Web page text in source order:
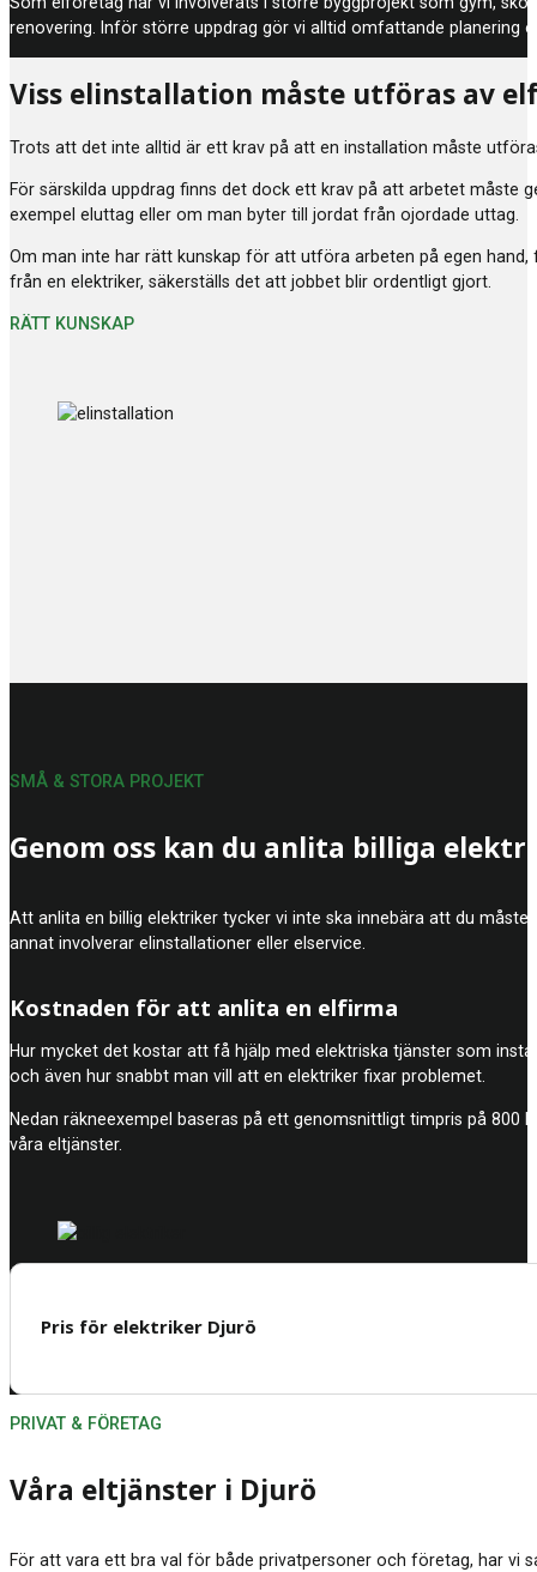
renovering. Inför större uppdrag gör vi alltid omfattande planering
Viss elinstallation måste utföras av
Trots att det inte alltid är ett krav på att en installation måste
För särskilda uppdrag finns det dock ett krav på att arbetet
exempel eluttag eller om man byter till jordat från ojordade uttag.
Om man inte har rätt kunskap för att utföra arbeten på egen
från en elektriker, säkerställs det att jobbet blir ordentligt gjort.
RÄTT KUNSKAP
Genom oss kan du anlita billiga
Att anlita en billig elektriker tycker vi inte ska innebära att du
annat involverar elinstallationer eller elservice.
SMÅ & STORA PROJEKT
Kostnaden för att anlita en elfirma
Hur mycket det kostar att få hjälp med elektriska tjänster som
och även hur snabbt man vill att en elektriker fixar problemet.
Nedan räkneexempel baseras på ett genomsnittligt timpris på 800
våra eltjänster.
Pris för elektriker Djurö
Våra eltjänster i Djurö
För att vara ett bra val för både privatpersoner och företag, har vi
PRIVAT & FÖRETAG